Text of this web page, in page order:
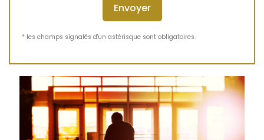
* les champs signalés d'un astérisque sont obligatoires.